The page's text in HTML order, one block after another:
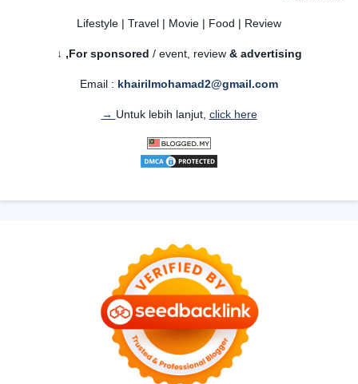
Lifestyle | Travel | Movie | Food | Review
For sponsored / event, review & advertising,
↓
Email : khairilmohamad2@gmail.com
Untuk lebih lanjut, click here →